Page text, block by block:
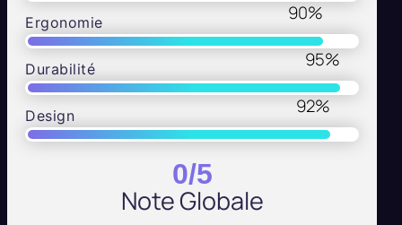
Ergonomie 90%
Durabilité 95%
Design 92%
Note Globale
0/5